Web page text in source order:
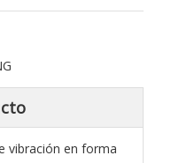
vibración en forma